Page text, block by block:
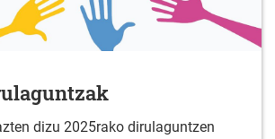
dizu 2025rako dirulaguntzen